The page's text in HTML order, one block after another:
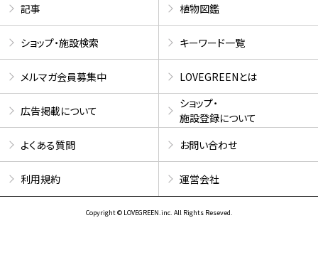
記事 植物図鑑
ショップ・施設検索 キーワード一覧
メルマガ会員募集中 LOVEGREENとは
広告掲載について
ショップ・
施設登録について
よくある質問
お問い合わせ
利用規約 運営会社
Copyright © LOVEGREEN.inc. All Rights Reseved.